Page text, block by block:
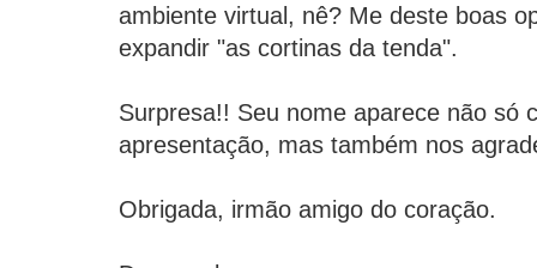
ambiente virtual, nê? Me deste boas
expandir "as cortinas da tenda".
Surpresa!! Seu nome aparece não só
apresentação, mas também nos
Obrigada, irmão amigo do coração.